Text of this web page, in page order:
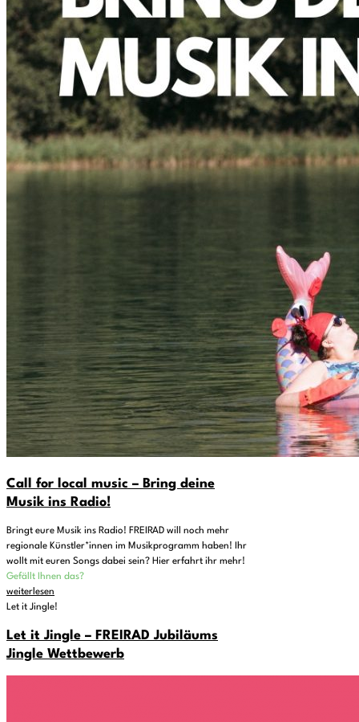
Call for local music – Bring deine
Musik ins Radio!
Bringt eure Musik ins Radio! FREIRAD will noch mehr
regionale Künstler*innen im Musikprogramm haben! Ihr
wollt mit euren Songs dabei sein? Hier erfahrt ihr mehr!
Gefällt Ihnen das?
weiterlesen
Let it Jingle!
Let it Jingle – FREIRAD Jubiläums
Jingle Wettbewerb